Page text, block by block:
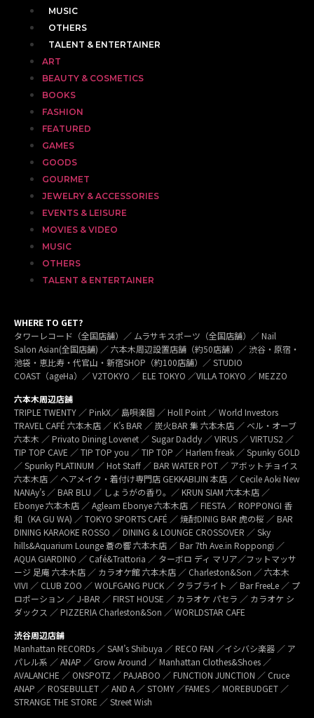
MUSIC
OTHERS
TALENT & ENTERTAINER
ART
BEAUTY & COSMETICS
BOOKS
FASHION
FEATURED
GAMES
GOODS
GOURMET
JEWELRY & ACCESSORIES
EVENTS & LEISURE
MOVIES & VIDEO
MUSIC
OTHERS
TALENT & ENTERTAINER
WHERE TO GET?
タワーレコード（全国店舗）／ ムラサキスポーツ（全国店舗）／ Nail
Salon Asian(全国店舗) ／ 六本木周辺設置店舗（約50店舗）／ 渋谷・原宿・
池袋・恵比寿・代官山・新宿SHOP（約100店舗）／ STUDIO
COAST（ageHa）／ V2TOKYO ／ ELE TOKYO ／VILLA TOKYO ／ MEZZO
六本木周辺店舗
TRIPLE TWENTY ／ PinkX／ 島唄楽園 ／ Holl Point ／ World Investors
TRAVEL CAFÉ 六本木店 ／ K’s BAR ／ 炭火BAR 集 六本木店 ／ ベル・オーブ
六本木 ／ Privato Dining Lovenet ／ Sugar Daddy ／ VIRUS ／ VIRTUS2 ／
TIP TOP CAVE ／ TIP TOP you ／ TIP TOP ／ Harlem freak ／ Spunky GOLD
／ Spunky PLATINUM ／ Hot Staff ／ BAR WATER POT ／ アボットチョイス
六本木店 ／ ヘアメイク・着付け専門店 GEKKABIJIN 本店 ／ Cecile Aoki New
NANAy’s ／ BAR BLU ／ しょうがの香り。／ KRUN SIAM 六本木店 ／
Ebonye 六本木店 ／ Agleam Ebonye 六本木店 ／ FIESTA ／ ROPPONGI 香
和（KA GU WA) ／ TOKYO SPORTS CAFÉ ／ 焼酎DINIG BAR 虎の桜 ／ BAR
DINING KARAOKE ROSSO ／ DINING & LOUNGE CROSSOVER ／ Sky
hills&Aquarium Lounge 蒼の響 六本木店 ／ Bar 7th Ave.in Roppongi ／
AQUA GIARDINO ／ Café&Trattoria ／ ターボロ ディ マリア／フットマッサ
ージ 足庵 六本木店 ／ カラオケ館 六本木店 ／ Charleston&Son ／ 六本木
VIVI ／ CLUB ZOO ／ WOLFGANG PUCK ／ クラブライト ／ Bar FreeLe ／ プ
ロポーション ／ J-BAR ／ FIRST HOUSE ／ カラオケ パセラ ／ カラオケ シ
ダックス ／ PIZZERIA Charleston&Son ／ WORLDSTAR CAFE
渋谷周辺店舗
Manhattan RECORDs ／ SAM’s Shibuya ／ RECO FAN ／イシバシ楽器 ／ ア
パレル系 ／ ANAP ／ Grow Around ／ Manhattan Clothes&Shoes ／
AVALANCHE ／ ONSPOTZ ／ PAJABOO ／ FUNCTION JUNCTION ／ Cruce
ANAP ／ ROSEBULLET ／ AND A ／ STOMY ／FAMES ／ MOREBUDGET ／
STRANGE THE STORE ／ Street Wish